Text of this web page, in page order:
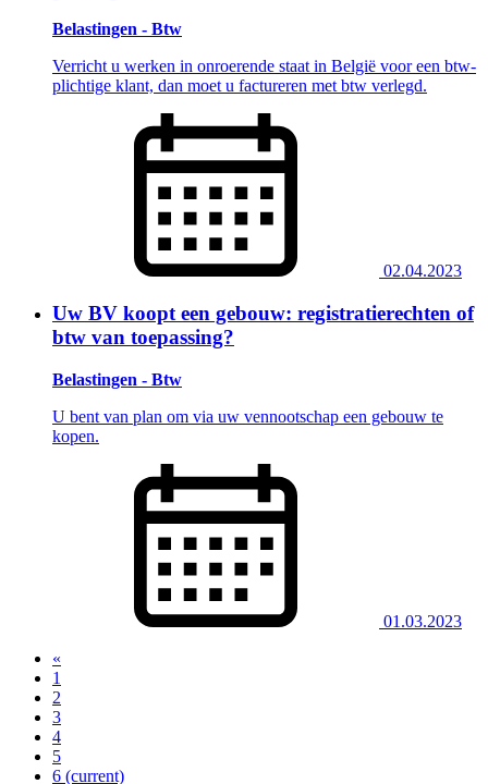
Belastingen - Btw
Verricht u werken in onroerende staat in België voor een btw-
plichtige klant, dan moet u factureren met btw verlegd.
02.04.2023
Uw BV koopt een gebouw: registratierechten of
btw van toepassing?
Belastingen - Btw
U bent van plan om via uw vennootschap een gebouw te
kopen.
01.03.2023
«
1
2
3
4
5
6 (current)